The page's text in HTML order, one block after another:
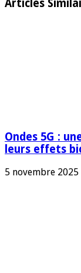
Articles
Ondes 5G :
leurs effets
5 novembre 2025